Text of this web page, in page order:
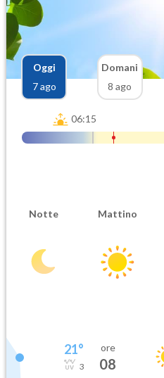
Oggi
7 ago
Domani
8 ago
06:15
Notte Mattino
21°
3
ore
08